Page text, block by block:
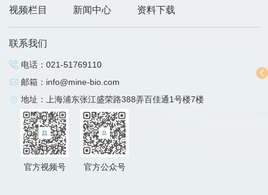
视频栏目
新闻中心 资料下载
联系我们
电话： 021-51769110
邮箱： info@mine-bio.com
地址：上海浦东张江盛荣路388弄百佳通1号楼7楼
官方视频号 官方公众号